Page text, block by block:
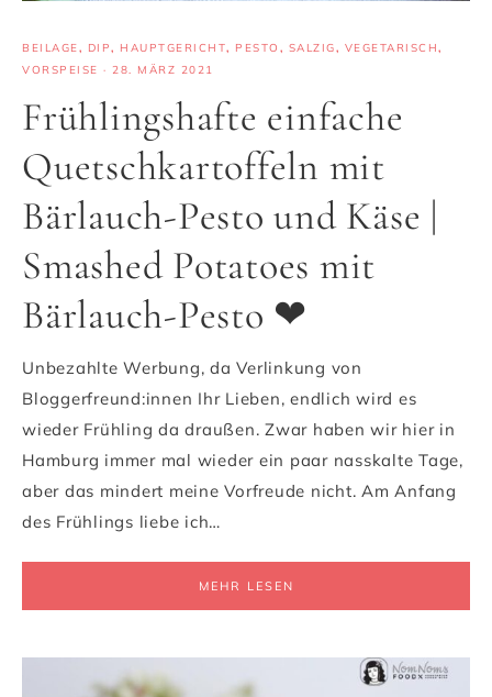
BEILAGE, DIP, HAUPTGERICHT, PESTO , SALZIG, VEGETARISCH,
VORSPEISE · 28. MÄRZ 2021
Frühlingshafte einfache
Quetschkartoffeln mit
Bärlauch-Pesto und Käse |
Smashed Potatoes mit
Bärlauch-Pesto ❤
Unbezahlte Werbung, da Verlinkung von
Bloggerfreund:innen Ihr Lieben, endlich wird es
wieder Frühling da draußen. Zwar haben wir hier in
Hamburg immer mal wieder ein paar nasskalte Tage,
aber das mindert meine Vorfreude nicht. Am Anfang
des Frühlings liebe ich…
MEHR LESEN